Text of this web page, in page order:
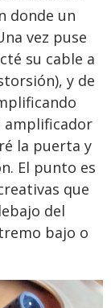
donde un
vez puse
su cable a
y de
amplificador
la puerta y
El punto es
que
del
bajo o